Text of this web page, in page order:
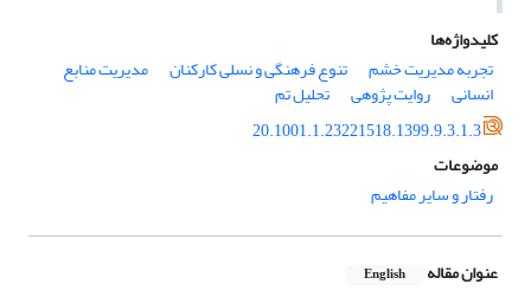
کلیدواژه‌ها
تجربه مدیریت خشم
تنوع فرهنگی و نسلی کارکنان مدیریت منابع
انسانی روایت پژوهی
تحلیل تم
20.1001.1.23221518.1399.9.3.1.3
موضوعات
رفتار و سایر مفاهیم
عنوان مقاله English